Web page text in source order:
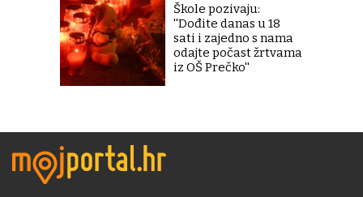
Škole pozivaju:
''Dođite danas u 18
sati i zajedno s nama
odajte počast žrtvama
iz OŠ Prečko''